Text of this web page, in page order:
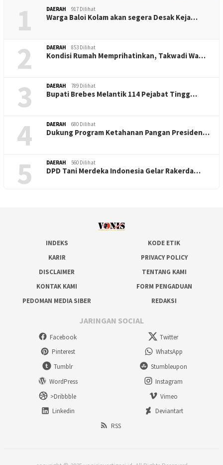
1 DAERAH 917 Dilihat
Warga Baloi Kolam akan segera Desak Keja…
2 DAERAH 853 Dilihat
Kondisi Rumah Memprihatinkan, Takwadi Wa…
3 DAERAH 789 Dilihat
Bupati Brebes Melantik 114 Pejabat Tingg…
4 DAERAH 680 Dilihat
Dukung Program Ketahanan Pangan Presiden…
5 DAERAH 560 Dilihat
DPD Tani Merdeka Indonesia Gelar Rakerda…
INDEKS
KODE ETIK
KARIR
PRIVACY POLICY
DISCLAIMER
TENTANG KAMI
KONTAK KAMI
FORM PENGADUAN
PEDOMAN MEDIA SIBER
REDAKSI
JARINGAN SOCIAL
Facebook
Twitter
Pinterest
WhatsApp
Tumblr
Stumbleupon
WordPress
Instagram
>Dribbble
Vimeo
Linkedin
Deviantart
RSS